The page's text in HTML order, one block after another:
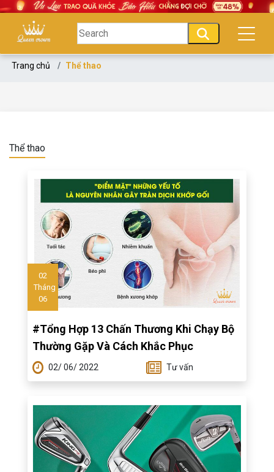
Trang chủ Thể thao
Thể thao
02
Tháng
06
#Tổng Hợp 13 Chấn Thương Khi Chạy Bộ
Thường Gặp Và Cách Khắc Phục
02/ 06/ 2022 Tư vấn